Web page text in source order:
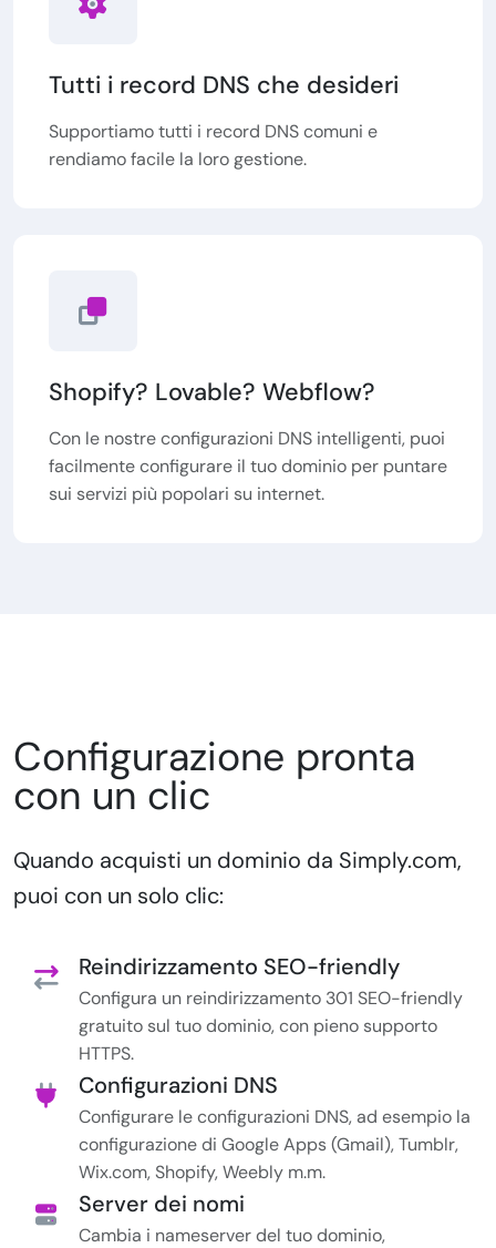
Tutti i record DNS che desideri
Supportiamo tutti i record DNS comuni e
rendiamo facile la loro gestione.
Shopify? Lovable? Webflow?
Con le nostre configurazioni DNS intelligenti, puoi
facilmente configurare il tuo dominio per puntare
sui servizi più popolari su internet.
Configurazione pronta
con un clic
Quando acquisti un dominio da Simply.com,
puoi con un solo clic:
Reindirizzamento SEO-friendly
Configura un reindirizzamento 301 SEO-friendly
gratuito sul tuo dominio, con pieno supporto
HTTPS.
Configurazioni DNS
Configurare le configurazioni DNS, ad esempio la
configurazione di Google Apps (Gmail), Tumblr,
Wix.com, Shopify, Weebly m.m.
Server dei nomi
Cambia i nameserver del tuo dominio,